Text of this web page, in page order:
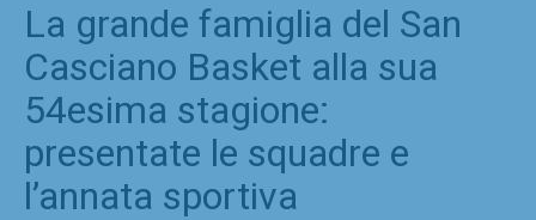
La grande famiglia del San
Casciano Basket alla sua
54esima stagione:
presentate le squadre e
l’annata sportiva